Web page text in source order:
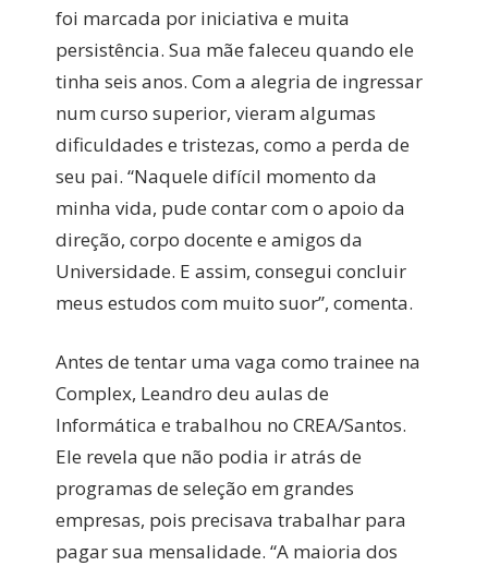
foi marcada por iniciativa e muita
persistência. Sua mãe faleceu quando ele
tinha seis anos. Com a alegria de ingressar
num curso superior, vieram algumas
dificuldades e tristezas, como a perda de
seu pai. “Naquele difícil momento da
minha vida, pude contar com o apoio da
direção, corpo docente e amigos da
Universidade. E assim, consegui concluir
meus estudos com muito suor”, comenta.
Antes de tentar uma vaga como trainee na
Complex, Leandro deu aulas de
Informática e trabalhou no CREA/Santos.
Ele revela que não podia ir atrás de
programas de seleção em grandes
empresas, pois precisava trabalhar para
pagar sua mensalidade. “A maioria dos